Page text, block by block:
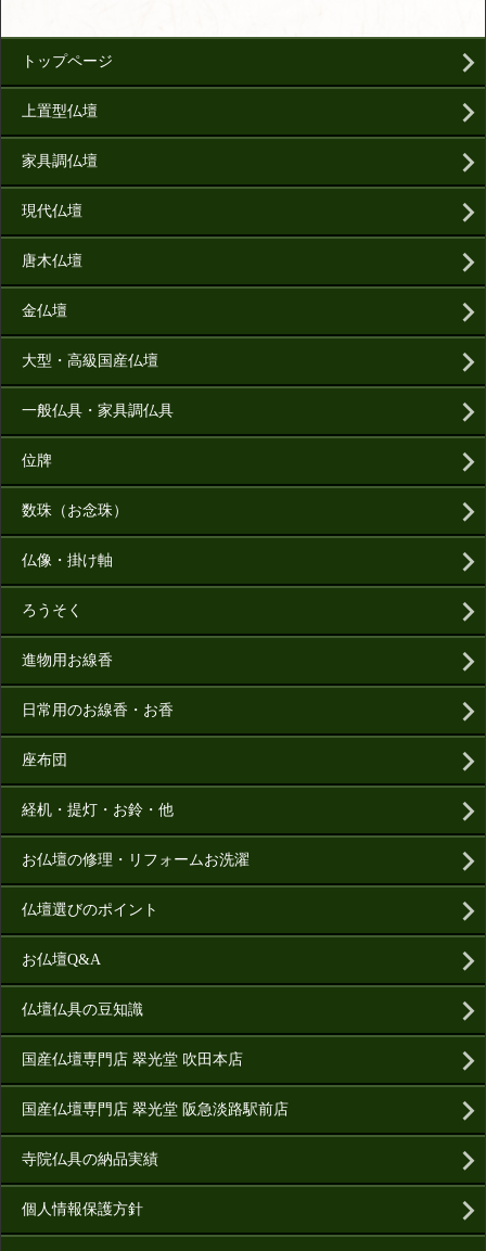
トップページ
上置型仏壇
家具調仏壇
現代仏壇
唐木仏壇
金仏壇
大型・高級国産仏壇
一般仏具・家具調仏具
位牌
数珠（お念珠）
仏像・掛け軸
ろうそく
進物用お線香
日常用のお線香・お香
座布団
経机・提灯・お鈴・他
お仏壇の修理・リフォームお洗濯
仏壇選びのポイント
お仏壇Q&A
仏壇仏具の豆知識
国産仏壇専門店 翠光堂 吹田本店
国産仏壇専門店 翠光堂 阪急淡路駅前店
寺院仏具の納品実績
個人情報保護方針